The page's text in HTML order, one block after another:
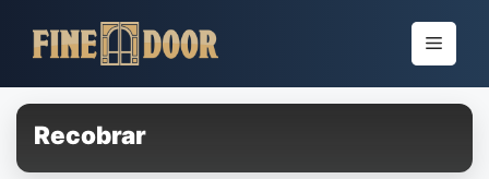
para
conteúdo
Menu
Recobrar